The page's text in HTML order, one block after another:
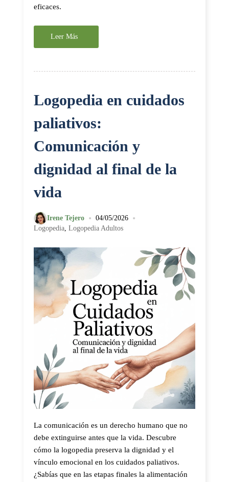
eficaces.
Leer Más
Logopedia en cuidados
paliativos:
Comunicación y
dignidad al final de la
vida
Irene Tejero • 04/05/2026 •
Logopedia, Logopedia Adultos
La comunicación es un derecho humano que no
debe extinguirse antes que la vida. Descubre
cómo la logopedia preserva la dignidad y el
vínculo emocional en los cuidados paliativos.
¿Sabías que en las etapas finales la alimentación